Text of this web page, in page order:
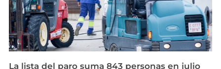
La lista del paro suma 843 personas en julio